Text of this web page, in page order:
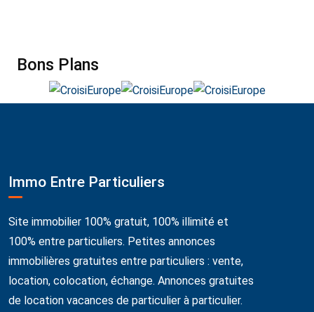
Bons Plans
Immo Entre Particuliers
Site immobilier 100% gratuit, 100% illimité et
100% entre particuliers. Petites annonces
immobilières gratuites entre particuliers : vente,
location, colocation, échange. Annonces gratuites
de location vacances de particulier à particulier.